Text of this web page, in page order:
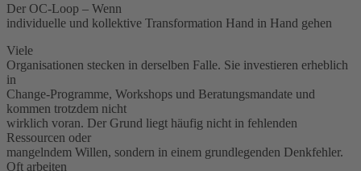
Der OC-Loop – Wenn
individuelle und kollektive Transformation Hand in Hand gehen
Viele
Organisationen stecken in derselben Falle. Sie investieren erheblich
in
Change-Programme, Workshops und Beratungsmandate und
kommen trotzdem nicht
wirklich voran. Der Grund liegt häufig nicht in fehlenden
Ressourcen oder
mangelndem Willen, sondern in einem grundlegenden Denkfehler.
Oft arbeiten